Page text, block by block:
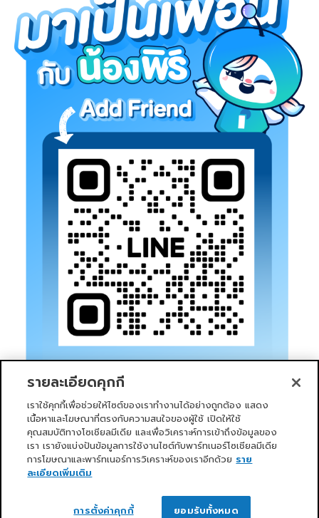
หน้าแรก บริการของเรา ข่าวสารและกิจกรรม PRIMO CLUB
เกี่ยวกับเรา นักลงทุนสัมพันธ์
Copyright 2026 ©
Primo Service Solution Company
รายละเอียดคุกกี้
เราใช้คุกกี้เพื่อช่วยให้ไซต์ของเราทำงานได้อย่างถูกต้อง แสดง
เนื้อหาและโฆษณาที่ตรงกับความสนใจของผู้ใช้ เปิดให้ใช้
คุณสมบัติทางโซเชียลมีเดีย และเพื่อวิเคราะห์การเข้าถึงข้อมูลของ
เรา เรายังแบ่งปันข้อมูลการใช้งานไซต์กับพาร์ทเนอร์โซเชียลมีเดีย
การโฆษณาและพาร์ทเนอร์การวิเคราะห์ของเราอีกด้วย ราย
ละเอียดเพิ่มเติม
การตั้งค่าคุกกี้ ยอมรับทั้งหมด
ติดต่อเรา